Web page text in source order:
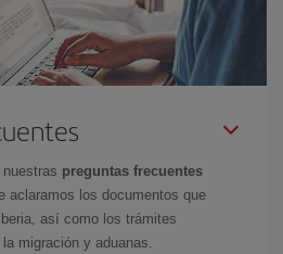
preguntas frecuentes
aclaramos los documentos que
así como los trámites
migración y aduanas.